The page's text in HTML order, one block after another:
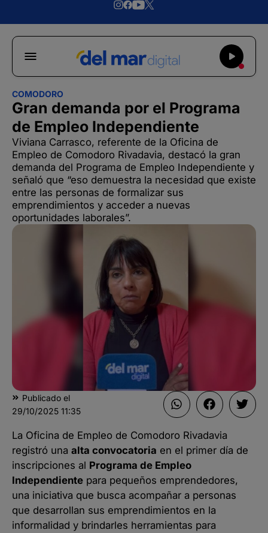
COMODORO
Gran demanda por el Programa
de Empleo Independiente
Viviana Carrasco, referente de la Oficina de
Empleo de Comodoro Rivadavia, destacó la gran
demanda del Programa de Empleo Independiente y
señaló que “eso demuestra la necesidad que existe
entre las personas de formalizar sus
emprendimientos y acceder a nuevas
oportunidades laborales”.
Publicado el
29/10/2025 11:35
La Oficina de Empleo de Comodoro Rivadavia
registró una alta convocatoria en el primer día de
inscripciones al Programa de Empleo
Independiente para pequeños emprendedores,
una iniciativa que busca acompañar a personas
que desarrollan sus emprendimientos en la
informalidad y brindarles herramientas para